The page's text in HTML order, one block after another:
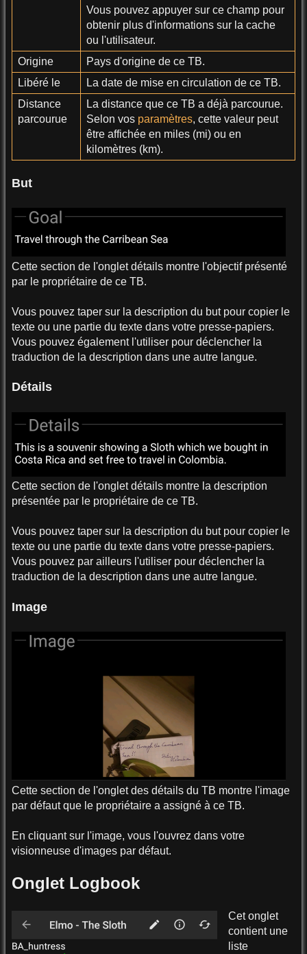
Vous pouvez appuyer sur ce champ pour
obtenir plus d'informations sur la cache
ou l'utilisateur.
Origine
Pays d'origine de ce TB.
Libéré le
La date de mise en circulation de ce TB.
Distance
parcourue
La distance que ce TB a déjà parcourue.
Selon vos paramètres, cette valeur peut
être affichée en miles (mi) ou en
kilomètres (km).
But
Cette section de l'onglet détails montre l'objectif présenté
par le propriétaire de ce TB.
Vous pouvez taper sur la description du but pour copier le
texte ou une partie du texte dans votre presse-papiers.
Vous pouvez également l'utiliser pour déclencher la
traduction de la description dans une autre langue.
Détails
Cette section de l'onglet détails montre la description
présentée par le propriétaire de ce TB.
Vous pouvez taper sur la description du but pour copier le
texte ou une partie du texte dans votre presse-papiers.
Vous pouvez par ailleurs l'utiliser pour déclencher la
traduction de la description dans une autre langue.
Image
Cette section de l'onglet des détails du TB montre l'image
par défaut que le propriétaire a assigné à ce TB.
En cliquant sur l'image, vous l'ouvrez dans votre
visionneuse d'images par défaut.
Onglet Logbook
Cet onglet
contient une
liste